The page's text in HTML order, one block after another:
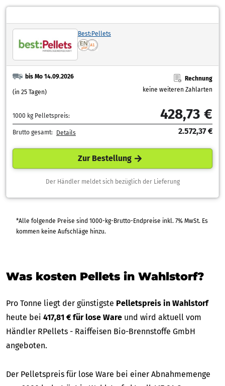
Best:Pellets
bis Mo 14.09.2026
(in 25 Tagen)
Rechnung
keine weiteren Zahlarten
1000 kg Pelletspreis: 428,73 €
Brutto gesamt: Details 2.572,37 €
Zur Bestellung
Der Händler meldet sich bezüglich der Lieferung
*Alle folgende Preise sind 1000-kg-Brutto-Endpreise inkl. 7% MwSt. Es
kommen keine Aufschläge hinzu.
Was kosten Pellets in Wahlstorf?
Pro Tonne liegt der günstigste Pelletspreis in Wahlstorf
heute bei 417,81 € für lose Ware und wird aktuell vom
Händler RPellets - Raiffeisen Bio-Brennstoffe GmbH
angeboten.
Der Pelletspreis für lose Ware bei einer Abnahmemenge